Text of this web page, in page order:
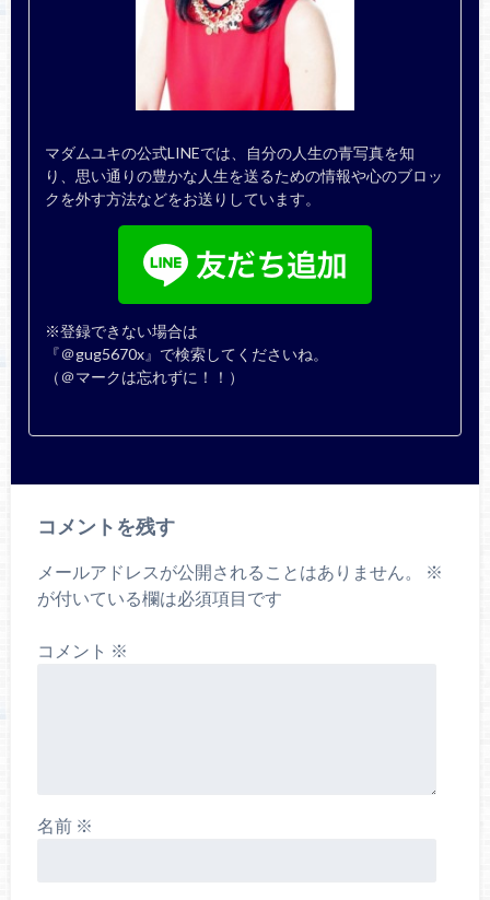
マダムユキの公式LINEでは、自分の人生の青写真を知
り、思い通りの豊かな人生を送るための情報や心のブロッ
クを外す方法などをお送りしています。
※登録できない場合は
『＠gug5670x』で検索してくださいね。
（＠マークは忘れずに！！）
コメントを残す
メールアドレスが公開されることはありません。
※
が付いている欄は必須項目です
コメント ※
名前 ※